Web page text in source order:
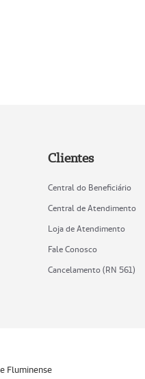
Clientes
Central do Beneficiário
Central de Atendimento
Loja de Atendimento
Fale Conosco
Cancelamento (RN 561)
Fluminense